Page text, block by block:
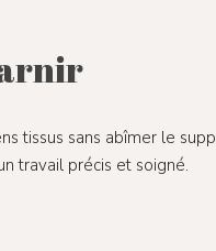
tissus sans abîmer le
travail précis et soigné.